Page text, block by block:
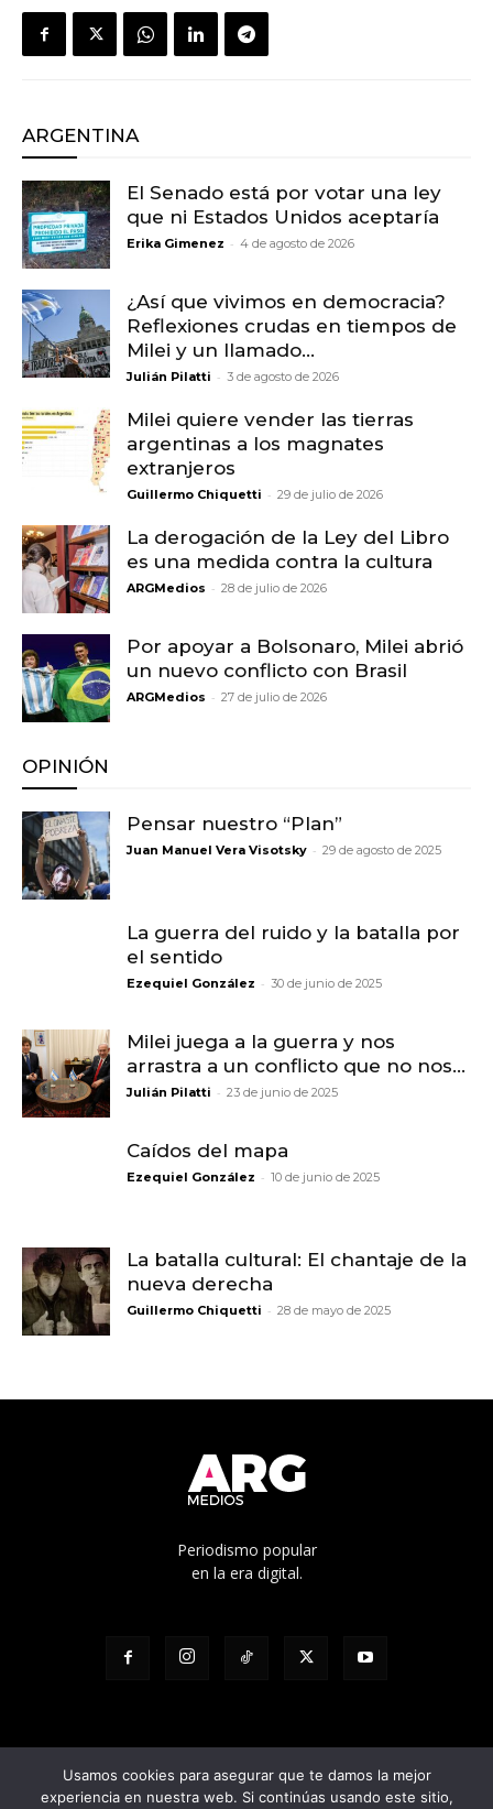
ARGENTINA
El Senado está por votar una ley
que ni Estados Unidos aceptaría
Erika Gimenez - 4 de agosto de 2026
¿Así que vivimos en democracia?
Reflexiones crudas en tiempos de
Milei y un llamado...
Julián Pilatti - 3 de agosto de 2026
Milei quiere vender las tierras
argentinas a los magnates
extranjeros
Guillermo Chiquetti - 29 de julio de 2026
La derogación de la Ley del Libro
es una medida contra la cultura
ARGMedios - 28 de julio de 2026
Por apoyar a Bolsonaro, Milei abrió
un nuevo conflicto con Brasil
ARGMedios - 27 de julio de 2026
OPINIÓN
Pensar nuestro “Plan”
Juan Manuel Vera Visotsky - 29 de agosto de 2025
La guerra del ruido y la batalla por
el sentido
Ezequiel González - 30 de junio de 2025
Milei juega a la guerra y nos
arrastra a un conflicto que no nos...
Julián Pilatti - 23 de junio de 2025
Caídos del mapa
Ezequiel González - 10 de junio de 2025
La batalla cultural: El chantaje de la
nueva derecha
Guillermo Chiquetti - 28 de mayo de 2025
Periodismo popular
en la era digital.
Usamos cookies para asegurar que te damos la mejor
experiencia en nuestra web. Si continúas usando este sitio,